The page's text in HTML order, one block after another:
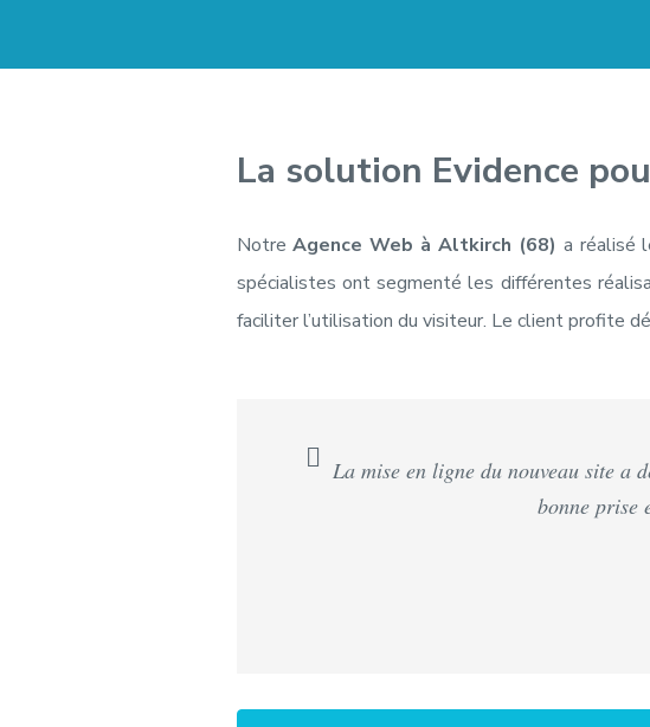
La solution Evidence
NotreAgence Web à Altkirch (68) a réalisé
spécialistes ont segmenté les différentes
faciliter l’utilisation du visiteur. Le client profite
La mise en ligne du nouveau site a
bonne prise